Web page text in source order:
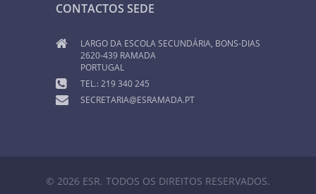
CONTACTOS SEDE
LARGO DA ESCOLA SECUNDÁRIA, BONS-DIAS
2620-439 RAMADA
PORTUGAL
TEL.: 219 340 245
SECRETARIA@ESRAMADA.PT
© 2026 ESR. TODOS OS DIREITOS RESERVADOS.